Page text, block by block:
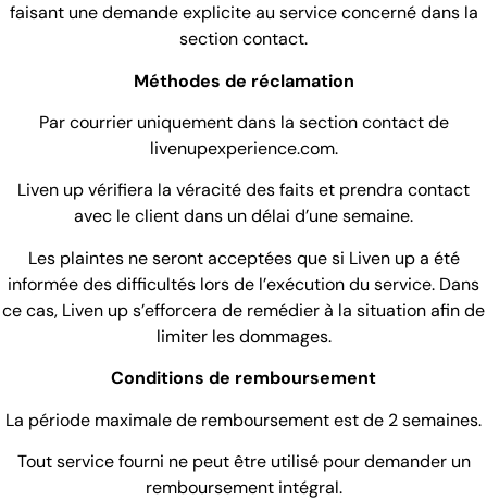
faisant une demande explicite au service concerné dans la
section contact.
Méthodes de réclamation
Par courrier uniquement dans la section contact de
livenupexperience.com.
Liven up vérifiera la véracité des faits et prendra contact
avec le client dans un délai d’une semaine.
Les plaintes ne seront acceptées que si Liven up a été
informée des difficultés lors de l’exécution du service. Dans
ce cas, Liven up s’efforcera de remédier à la situation afin de
limiter les dommages.
Conditions de remboursement
La période maximale de remboursement est de 2 semaines.
Tout service fourni ne peut être utilisé pour demander un
remboursement intégral.